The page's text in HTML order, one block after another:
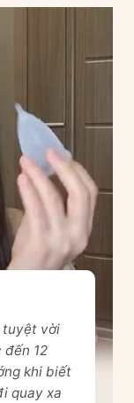
tuyệt vời
12
khi biết
quay xa